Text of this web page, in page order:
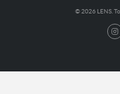
© 2026 LENS.